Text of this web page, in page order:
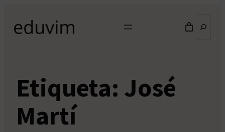
contenido
Etiqueta: José
Martí